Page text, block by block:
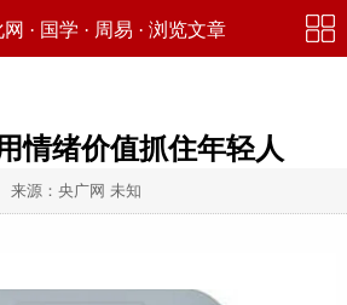
· 国学 · 周易 · 浏览文章
情绪价值抓住年轻人
来源：央广网 未知